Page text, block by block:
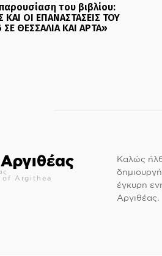
του βιβλίου:
ΟΙ ΕΠΑΝΑΣΤΑΣΕΙΣ ΤΟΥ
ΘΕΣΣΑΛΙΑ ΚΑΙ ΑΡΤΑ»
of Argithea
Καλώς
έγκυρη
Αργιθέας.